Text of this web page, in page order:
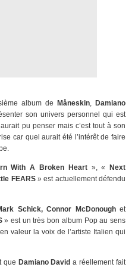
album de Måneskin, Damiano
son univers personnel qui est
pu penser mais c’est tout à son
car quel aurait été l’intérêt de faire
With A Broken Heart », «
Next
FEARS» est actuellement défendu
Schick, Connor McDonoughet
» est un très bon album Pop au sens
valeur la voix de l’artiste Italien qui
que Damiano Davida réellement fait